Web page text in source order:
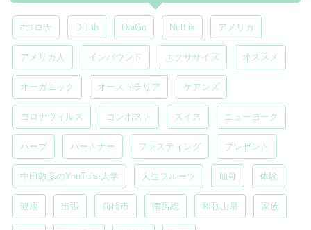
#コロナ D-Lab DaiGo Netflix アメリカ
アメリカ人 インバウンド エクササイズ オススメ
オーガニック オーストラリア ケアンズ
コロナウィルス コンポスト スイス ニューヨーク
ハーブ パートナー ファスティング プレゼント
中田敦彦のYouTube大学 人生フルーツ 仙骨 体験
健康 出張 前橋市 南房総 和歌山県 家族